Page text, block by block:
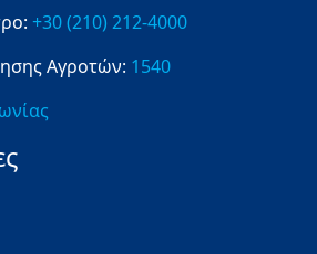
+30 (210) 212-4000
Αγροτών: 1540